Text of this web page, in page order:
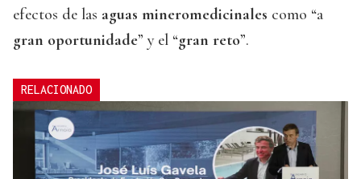
efectos de las aguas mineromedicinales como “a
gran oportunidade” y el “gran reto”.
RELACIONADO